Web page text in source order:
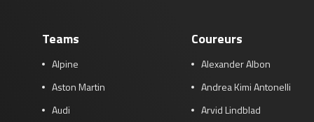
Teams
Alpine
Aston Martin
Audi
Coureurs
Alexander Albon
Andrea Kimi Antonelli
Arvid Lindblad